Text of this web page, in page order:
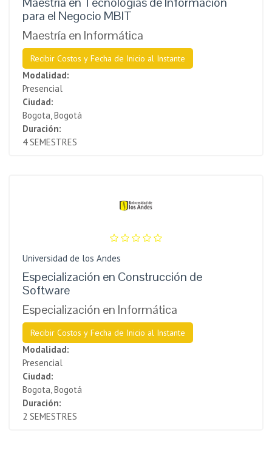
para el Negocio MBIT
Maestría en Informática
Recibir Costos y Fecha de Inicio al Instante
Modalidad:
Presencial
Ciudad:
Bogota, Bogotá
Duración:
4 SEMESTRES
Universidad de los Andes
Especialización en Construcción de
Software
Especialización en Informática
Recibir Costos y Fecha de Inicio al Instante
Modalidad:
Presencial
Ciudad:
Bogota, Bogotá
Duración:
2 SEMESTRES